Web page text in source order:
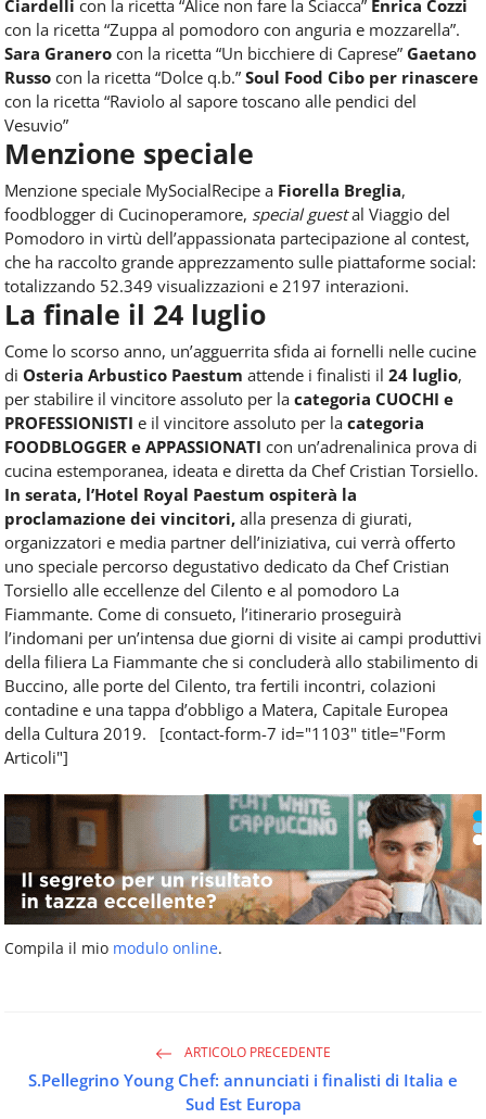
Ciardelli con la ricetta “Alice non fare la Sciacca” Enrica Cozzi
con la ricetta “Zuppa al pomodoro con anguria e mozzarella”.
Sara Granero con la ricetta “Un bicchiere di Caprese” Gaetano
Russo con la ricetta “Dolce q.b.” Soul Food Cibo per rinascere
con la ricetta “Raviolo al sapore toscano alle pendici del
Vesuvio”
Menzione speciale
Menzione speciale MySocialRecipe a Fiorella Breglia,
foodblogger di Cucinoperamore, special guestal Viaggio del
Pomodoro in virtù dell’appassionata partecipazione al contest,
che ha raccolto grande apprezzamento sulle piattaforme social:
totalizzando 52.349 visualizzazioni e 2197 interazioni.
La finale il 24 luglio
Come lo scorso anno, un’agguerrita sfida ai fornelli nelle cucine
di Osteria Arbustico Paestum attende i finalisti il 24 luglio,
per stabilire il vincitore assoluto per la categoria CUOCHI e
PROFESSIONISTI e il vincitore assoluto per la categoria
FOODBLOGGER e APPASSIONATI con un’adrenalinica prova di
cucina estemporanea, ideata e diretta da Chef Cristian Torsiello.
In serata, l’Hotel Royal Paestum ospiterà la
proclamazione dei vincitori, alla presenza di giurati,
organizzatori e media partner dell’iniziativa, cui verrà offerto
uno speciale percorso degustativo dedicato da Chef Cristian
Torsiello alle eccellenze del Cilento e al pomodoro La
Fiammante. Come di consueto, l’itinerario proseguirà
l’indomani per un’intensa due giorni di visite ai campi produttivi
della filiera La Fiammante che si concluderà allo stabilimento di
Buccino, alle porte del Cilento, tra fertili incontri, colazioni
contadine e una tappa d’obbligo a Matera, Capitale Europea
della Cultura 2019.
[contact-form-7 id="1103" title="Form
Articoli"]
Compila il mio modulo online.
ARTICOLO PRECEDENTE
S.Pellegrino Young Chef: annunciati i finalisti di Italia e
Sud Est Europa